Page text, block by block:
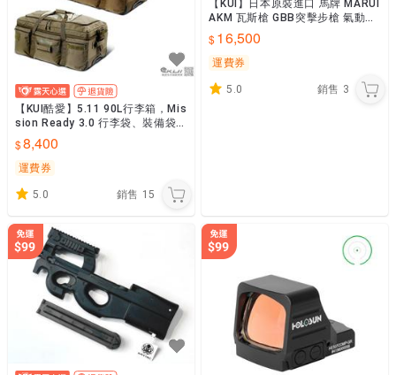
【KUI酷愛】5.11 90L行李箱，Mis
sion Ready 3.0 行李袋、裝備袋
『黑色、沙色、綠色』56477-
8,400
運費券
5.0 銷售 15
【KUI】日本原裝進口 馬牌 MARUI
AKM 瓦斯槍 GBB突擊步槍 氣動長
槍 俄羅斯~42358
16,500
運費券
5.0 銷售 3